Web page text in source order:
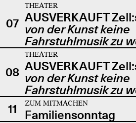
07
THEATER
AUSVERKAUFT
von der Kunst keine
Fahrstuhlmusik zu
08
THEATER
AUSVERKAUFT
von der Kunst keine
Fahrstuhlmusik zu
11
ZUM MITMACHEN
Familiensonntag